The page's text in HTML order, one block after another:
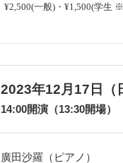
¥2,500(一般)・¥1,500(学生
2023年12月17日（
14:00開演（13:30開場）
廣田沙羅（ピアノ）